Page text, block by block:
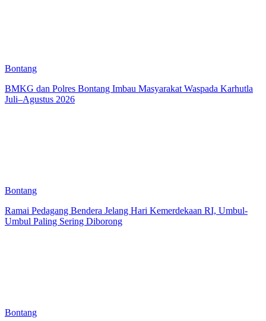
Bontang
BMKG dan Polres Bontang Imbau Masyarakat Waspada Karhutla
Juli–Agustus 2026
Bontang
Ramai Pedagang Bendera Jelang Hari Kemerdekaan RI, Umbul-
Umbul Paling Sering Diborong
Bontang